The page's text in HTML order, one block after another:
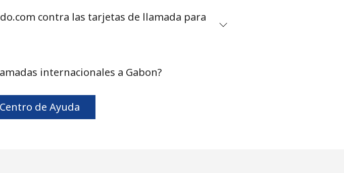
31 min por ⁦$10⁩
contra las tarjetas de llamada para
internacionales a Gabon?
de Ayuda